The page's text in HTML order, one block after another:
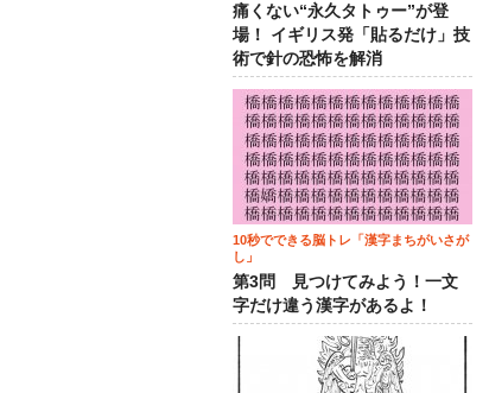
痛くない“永久タトゥー”が登
場！ イギリス発「貼るだけ」技
術で針の恐怖を解消
10秒でできる脳トレ「漢字まちがいさが
し」
第3問 見つけてみよう！一文
字だけ違う漢字があるよ！